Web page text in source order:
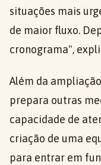
situações mais
de maior fluxo.
cronograma",
Além da
prepara outras
capacidade de
criação de uma
para entrar em